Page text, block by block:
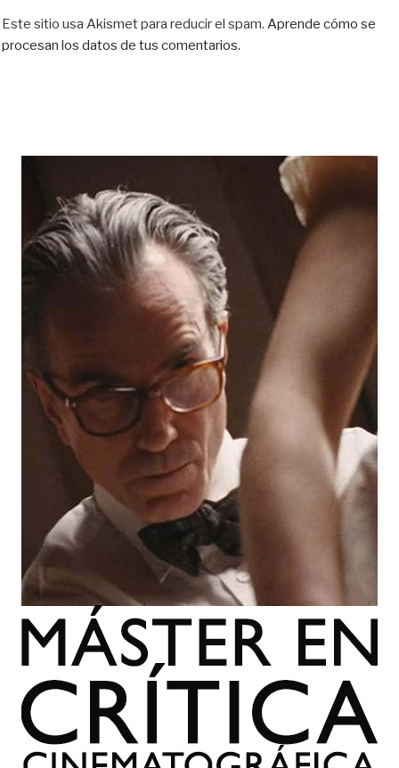
Este sitio usa Akismet para reducir el spam. Aprende cómo se
procesan los datos de tus comentarios.